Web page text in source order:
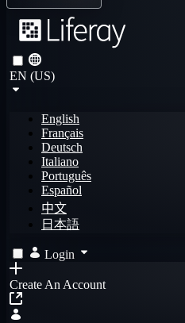
EN (US)
English
Français
Deutsch
Italiano
Português
Español
中文
日本語
Login
Create An Account